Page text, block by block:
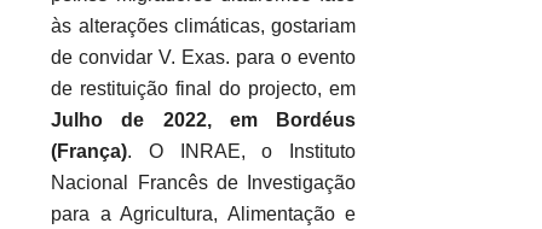
às alterações climáticas, gostariam
de convidar V. Exas. para o evento
de restituição final do projecto, em
Julho de 2022, em Bordéus
(França). O INRAE, o Instituto
Nacional Francês de Investigação
para a Agricultura, Alimentação e